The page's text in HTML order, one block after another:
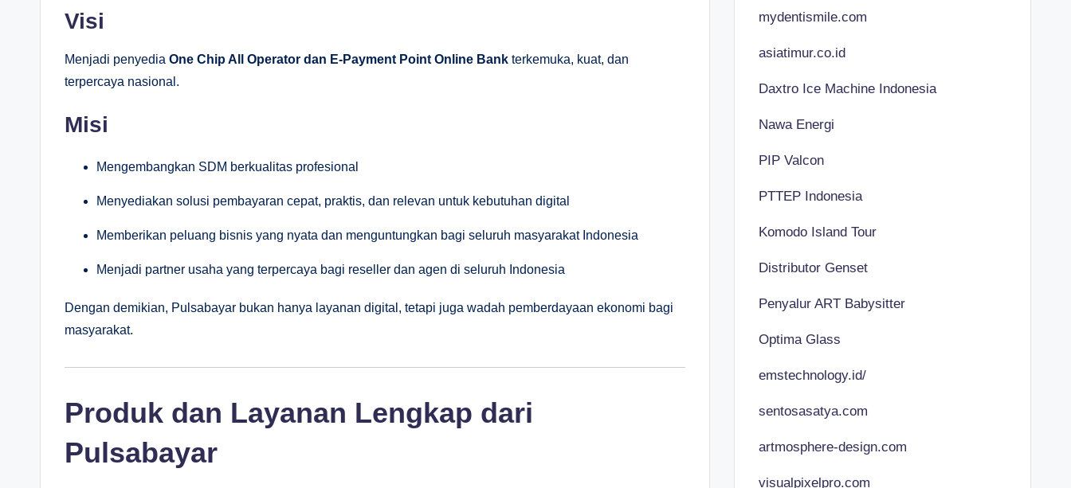
Visi
Menjadi penyedia One Chip All Operator dan E-Payment Point Online Bank terkemuka, kuat, dan
terpercaya nasional.
Misi
Mengembangkan SDM berkualitas profesional
Menyediakan solusi pembayaran cepat, praktis, dan relevan untuk kebutuhan digital
Memberikan peluang bisnis yang nyata dan menguntungkan bagi seluruh masyarakat Indonesia
Menjadi partner usaha yang terpercaya bagi reseller dan agen di seluruh Indonesia
Dengan demikian, Pulsabayar bukan hanya layanan digital, tetapi juga wadah pemberdayaan ekonomi bagi
masyarakat.
Produk dan Layanan Lengkap dari
Pulsabayar
mydentismile.com
asiatimur.co.id
Daxtro Ice Machine Indonesia
Nawa Energi
PIP Valcon
PTTEP Indonesia
Komodo Island Tour
Distributor Genset
Penyalur ART Babysitter
Optima Glass
emstechnology.id/
sentosasatya.com
artmosphere-design.com
visualpixelpro.com